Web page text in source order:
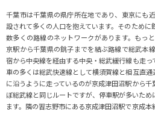
千葉市は千葉県の県庁所在地であり、東京にも
設されて多くの人口を抱えています。そのため
数多くの路線のネットワークがあります。もっ
京駅から千葉県の銚子までを結ぶ路線で総武本
宿から中央線を経由する中央・総武緩行線も走っ
車の多くは総武快速線として横須賀線と相互直
に沿うように走っているのが京成津田沼駅から
ぼ総武線と同じルートですが、停車駅が多いた
ます。隣の習志野市にある京成津田沼駅で京成